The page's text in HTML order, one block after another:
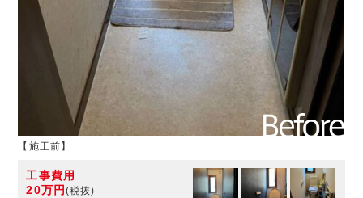
【施工前】
工事費用
20万円 (税抜)